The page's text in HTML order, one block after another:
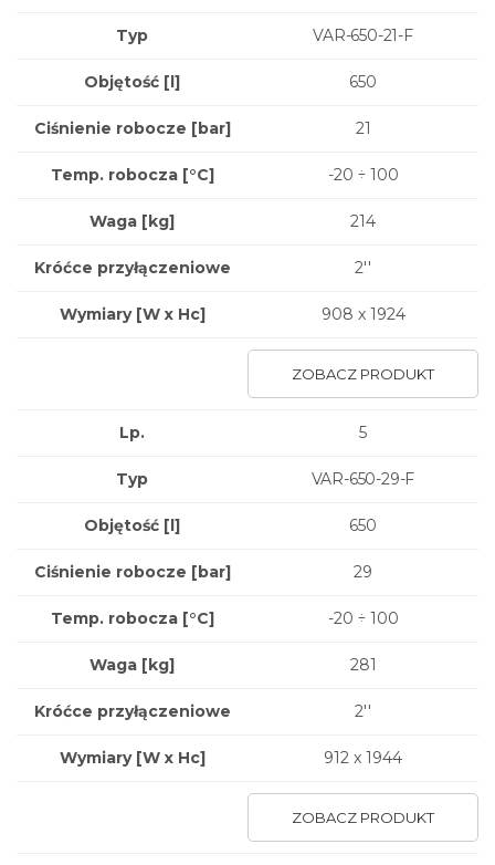
Typ
Objętość [l]
Ciśnienie robocze [bar]
Temp. robocza [°C]
Waga [kg]
Króćce przyłączeniowe
Wymiary [W x Hc]
VAR-650-21-F
650
21
-20 ÷ 100
214
2''
908 x 1924
ZOBACZ PRODUKT
Lp.
Typ
Objętość [l]
Ciśnienie robocze [bar]
Temp. robocza [°C]
Waga [kg]
Króćce przyłączeniowe
Wymiary [W x Hc]
5
VAR-650-29-F
650
29
-20 ÷ 100
281
2''
912 x 1944
ZOBACZ PRODUKT